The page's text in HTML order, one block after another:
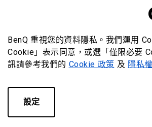
BenQ 重視您的資料隱私。我們運用
Cookie」表示同意，或選「僅限必要
訊請參考我們的 Cookie 政策 及 隱私
設定
作業系統:
CONTROL